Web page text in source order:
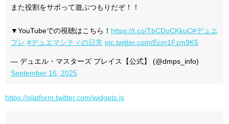
また役割をサボって遊ぶつもりだぞ！！
▼YouTubeでの視聴はこちら！ https://t.co/TbCDoCKkuC#デュエ
プレ #デュエマシティの日常 pic.twitter.com/Ecm1Fzm9K5
— デュエル・マスターズ プレイス【公式】 (@dmps_info)
September 16, 2025
https://platform.twitter.com/widgets.js